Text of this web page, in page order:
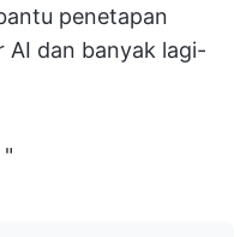
penetapan
dan banyak lagi-